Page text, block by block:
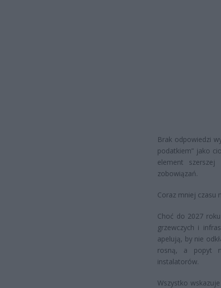
Brak odpowiedzi
podatkiem” jako
element
zobowiązań.
Coraz mniej czasu
Choć do 2027
grzewczych i
apelują, by nie
rosną, a popyt
instalatorów.
Wszystko